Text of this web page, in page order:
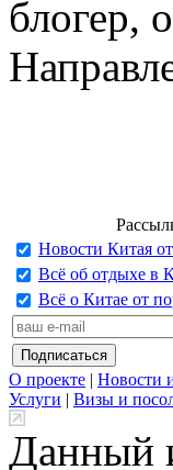
блогер,
Новости Китая
Всё об отдыхе в
Всё о Китае от
О проекте | Новости
Услуги | Визы и
Данный